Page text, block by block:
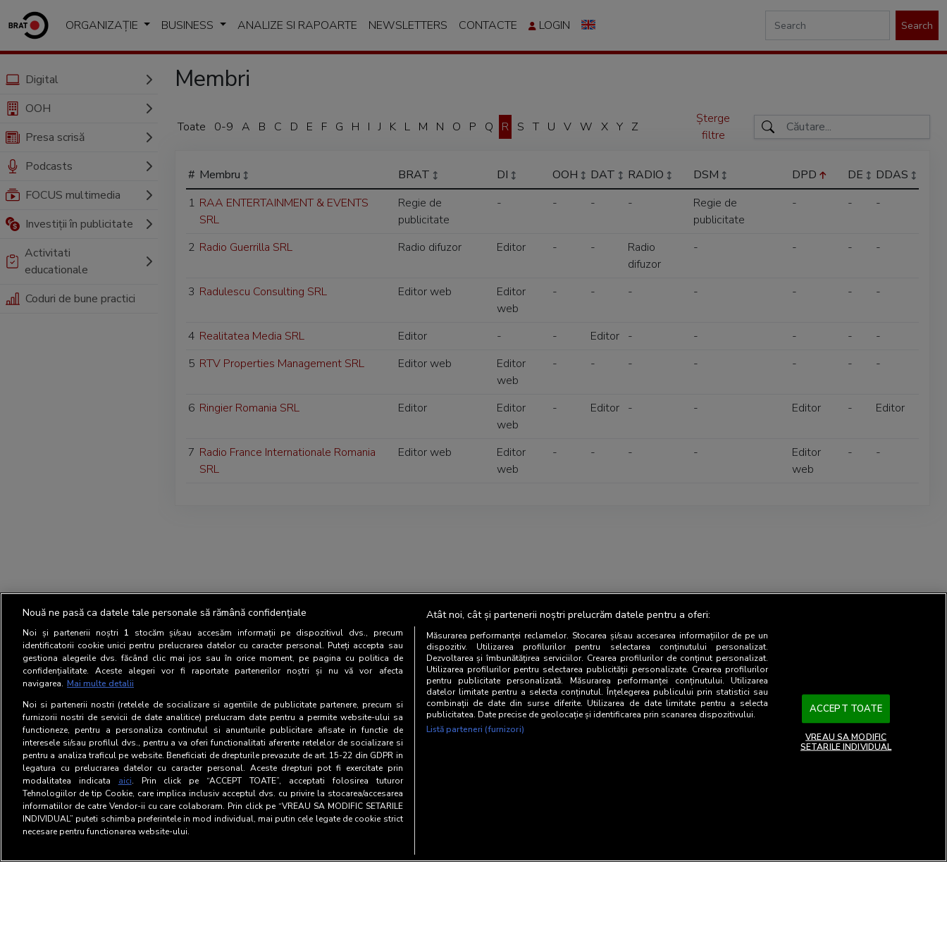
ORGANIZAȚIE BUSINESS ANALIZE SI RAPOARTE NEWSLETTERS CONTACTE LOGIN Search
Digital
OOH
Presa scrisă
Podcasts
FOCUS multimedia
Investiții în publicitate
Activitati
educationale
Coduri de bune practici
Membri
Toate 0-9 A B C D E F G H I J K L M N O P Q R S T U V W X Y Z
Șterge
filtre
# Membru BRAT DI OOH DAT RADIO DSM DPD DE
DDAS
1 RAA ENTERTAINMENT & EVENTS
SRL
Regie de
publicitate
- - - -
Regie de
publicitate
- - -
2 Radio Guerrilla SRL Radio difuzor Editor - -
Radio
difuzor
- - - -
3 Radulescu Consulting SRL Editor web
Editor
web
- - - - - - -
4 Realitatea Media SRL Editor - - Editor - - - -
-
5 RTV Properties Management SRL Editor web
Editor
web
- - - - - - -
6 Ringier Romania SRL Editor
Editor
web
- Editor - - Editor - Editor
7 Radio France Internationale Romania
SRL
Editor web
Editor
web
- - - -
Editor
web
- -
Nouă ne pasă ca datele tale personale să rămână confidențiale
Noi și partenerii noștri 1 stocăm și/sau accesăm informații pe dispozitivul dvs., precum
identificatorii cookie unici pentru prelucrarea datelor cu caracter personal. Puteți accepta sau
gestiona alegerile dvs. făcând clic mai jos sau în orice moment, pe pagina cu politica de
confidențialitate. Aceste alegeri vor fi raportate partenerilor noștri și nu vă vor afecta
navigarea. Mai multe detalii
Noi si partenerii nostri (retelele de socializare si agentiile de publicitate partenere, precum si
furnizorii nostri de servicii de date analitice) prelucram date pentru a permite website-ului sa
functioneze, pentru a personaliza continutul si anunturile publicitare afisate in functie de
interesele si/sau profilul dvs., pentru a va oferi functionalitati aferente retelelor de socializare si
pentru a analiza traficul pe website. Beneficiati de drepturile prevazute de art. 15-22 din GDPR in
legatura cu prelucrarea datelor cu caracter personal. Aceste drepturi pot fi exercitate prin
modalitatea indicata aici. Prin click pe “ACCEPT TOATE”, acceptati folosirea tuturor
Tehnologiilor de tip Cookie, care implica inclusiv acceptul dvs. cu privire la stocarea/accesarea
informatiilor de catre Vendor-ii cu care colaboram. Prin click pe “VREAU SA MODIFIC SETARILE
INDIVIDUAL” puteti schimba preferintele in mod individual, mai putin cele legate de cookie strict
necesare pentru functionarea website-ului.
Atât noi, cât și partenerii noștri prelucrăm datele pentru a oferi:
Măsurarea performanței reclamelor. Stocarea și/sau accesarea informațiilor de pe un
dispozitiv. Utilizarea profilurilor pentru selectarea conținutului personalizat.
Dezvoltarea și îmbunătățirea serviciilor. Crearea profilurilor de conținut personalizat.
Utilizarea profilurilor pentru selectarea publicității personalizate. Crearea profilurilor
pentru publicitate personalizată. Măsurarea performanței conținutului. Utilizarea
datelor limitate pentru a selecta conținutul. Înțelegerea publicului prin statistici sau
combinații de date din surse diferite. Utilizarea de date limitate pentru a selecta
publicitatea. Date precise de geolocație și identificarea prin scanarea dispozitivului.
Listă parteneri (furnizori)
ACCEPT TOATE
VREAU SA MODIFIC
SETARILE INDIVIDUAL